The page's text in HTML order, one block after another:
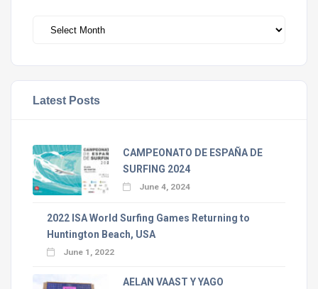
Latest Posts
CAMPEONATO DE ESPAÑA DE
SURFING 2024
June 4, 2024
2022 ISA World Surfing Games Returning to
Huntington Beach, USA
June 1, 2022
AELAN VAAST Y YAGO